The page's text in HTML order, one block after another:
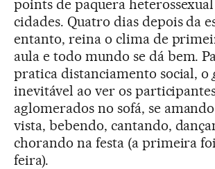
points de paquera
cidades. Quatro dias depois da
entanto, reina o clima de
aula e todo mundo se dá bem.
pratica distanciamento social, o
inevitável ao ver os
aglomerados no sofá, se
vista, bebendo, cantando,
chorando na festa (a primeira
feira).